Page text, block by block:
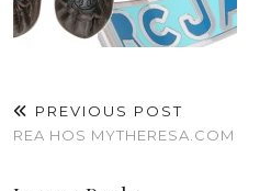
PREVIOUS POST
REA HOS MYTHERESA.COM